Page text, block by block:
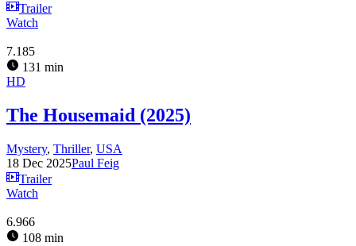
Trailer
Watch
7.185
131 min
HD
The Housemaid (2025)
Mystery, Thriller, USA
18 Dec 2025Paul Feig
Trailer
Watch
6.966
108 min